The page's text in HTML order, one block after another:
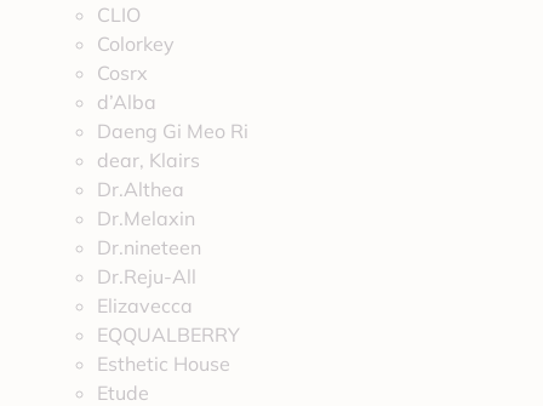
CLIO
Colorkey
Cosrx
d’Alba
Daeng Gi Meo Ri
dear, Klairs
Dr.Althea
Dr.Melaxin
Dr.nineteen
Dr.Reju-All
Elizavecca
EQQUALBERRY
Esthetic House
Etude